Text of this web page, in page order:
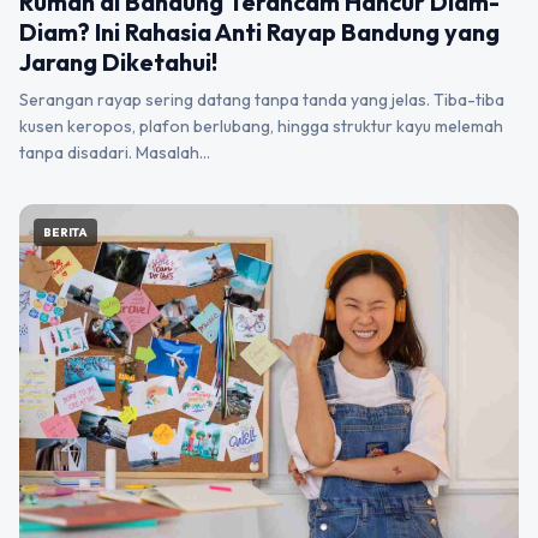
Diam? Ini Rahasia Anti Rayap Bandung yang
Jarang Diketahui!
Serangan rayap sering datang tanpa tanda yang jelas. Tiba-tiba
kusen keropos, plafon berlubang, hingga struktur kayu melemah
tanpa disadari. Masalah…
BERITA